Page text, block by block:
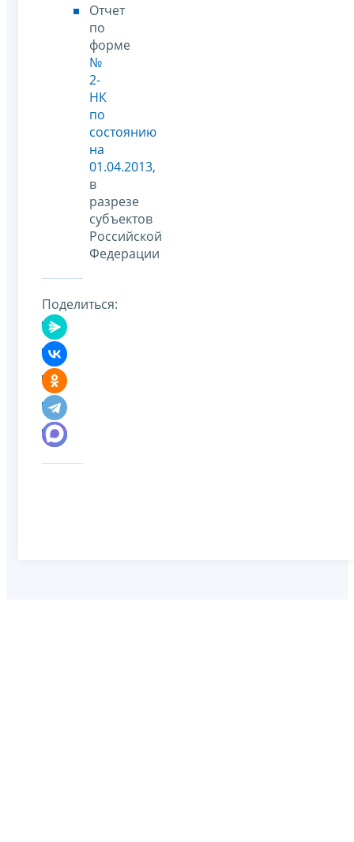
Отчет
по
форме
№
2-
НК
по
состоянию
на
01.04.2013,
в
разрезе
субъектов
Российской
Федерации
Поделиться: